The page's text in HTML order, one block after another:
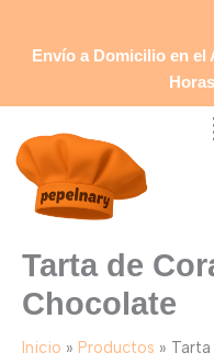
contenidoEnvío a Domicilio en el
Tarta de
Chocolate
Inicio Productos
Chocolate